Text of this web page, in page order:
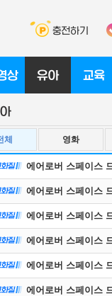
체 영화
에어로버 스페이스
에어로버 스페이스
에어로버 스페이스
에어로버 스페이스
에어로버 스페이스
에어로버 스페이스